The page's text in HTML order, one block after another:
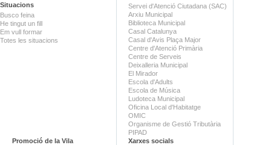
Situacions
Busco feina
He tingut un fill
Em vull formar
Totes les situacions
Servei d'Atenció Ciutadana (SAC)
Arxiu Municipal
Biblioteca Municipal
Casal Catalunya
Casal d'Avis Plaça Major
Centre d'Atenció Primària
Centre de Serveis
Deixalleria Municipal
El Mirador
Escola d'Adults
Escola de Música
Ludoteca Municipal
Oficina Local d'Habitatge
OMIC
Organisme de Gestió Tributària
PIPAD
Promoció de la Vila
Xarxes socials